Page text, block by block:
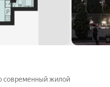
современный жилой